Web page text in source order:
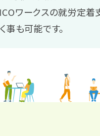
ワークスの就労定着
事も可能です。